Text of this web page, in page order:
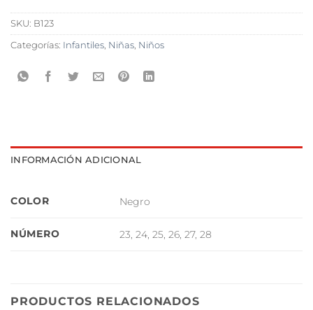
SKU: B123
Categorías: Infantiles Niñas Niños
INFORMACIÓN ADICIONAL
COLOR Negro
NÚMERO 23, 24, 25, 26, 27, 28
PRODUCTOS RELACIONADOS